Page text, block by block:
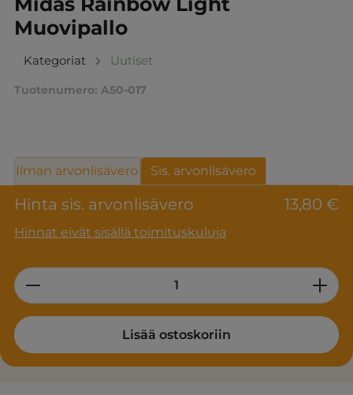
Muovipallo
Kategoriat Uutiset
Tuotenumero: A50-017
Hinta sis. arvonlisävero 13,80 €
Hinnat eivät sisällä toimituskuluja
Ilman arvonlisävero Sis. arvonlisävero
Product Quantity: Enter the desired
Lisää ostoskoriin